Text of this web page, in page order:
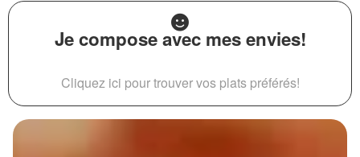
Je compose avec mes envies!
Cliquez ici pour trouver vos plats préférés!